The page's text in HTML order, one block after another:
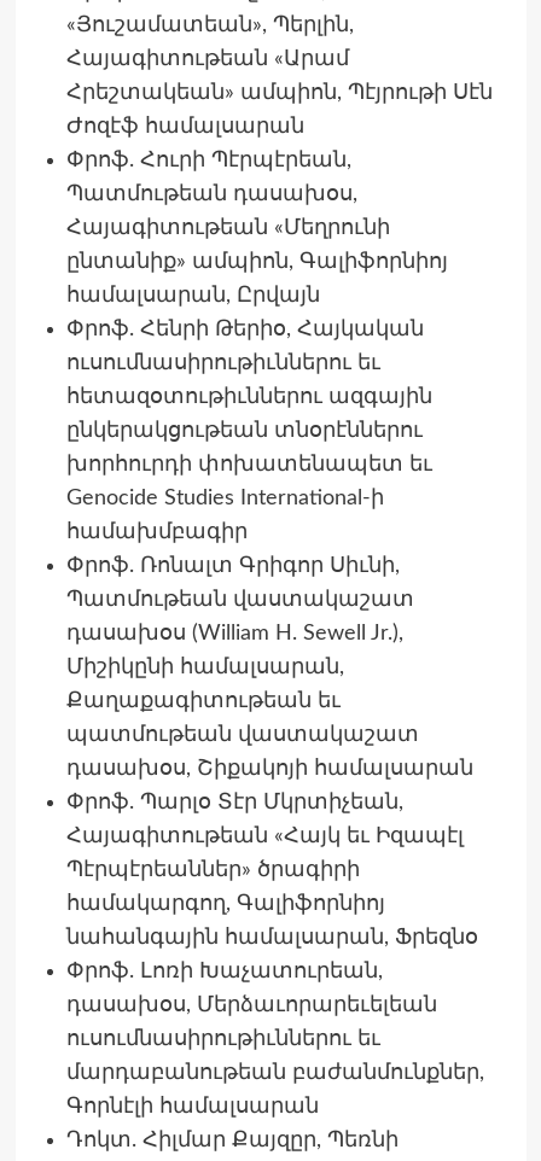
«Յուշամատեան», Պերլին,
Հայագիտութեան «Արամ
Հրեշտակեան» ամպիոն, Պէյրութի Սէն
Ժոզէֆ համալսարան
Փրոֆ. Հուրի Պէրպէրեան,
Պատմութեան դասախօս,
Հայագիտութեան «Մեղրունի
ընտանիք» ամպիոն, Գալիֆորնիոյ
համալսարան, Ըրվայն
Փրոֆ. Հենրի Թերիօ, Հայկական
ուսումնասիրութիւններու եւ
հետազօտութիւններու ազգային
ընկերակցութեան տնօրէններու
խորհուրդի փոխատենապետ եւ
Genocide Studies International-ի
համախմբագիր
Փրոֆ. Ռոնալտ Գրիգոր Սիւնի,
Պատմութեան վաստակաշատ
դասախօս (William H. Sewell Jr.),
Միշիկընի համալսարան,
Քաղաքագիտութեան եւ
պատմութեան վաստակաշատ
դասախօս, Շիքակոյի համալսարան
Փրոֆ. Պարլօ Տէր Մկրտիչեան,
Հայագիտութեան «Հայկ եւ Իզապէլ
Պէրպէրեաններ» ծրագիրի
համակարգող, Գալիֆորնիոյ
նահանգային համալսարան, Ֆրեզնօ
Փրոֆ. Լոռի Խաչատուրեան,
դասախօս, Մերձաւորարեւելեան
ուսումնասիրութիւններու եւ
մարդաբանութեան բաժանմունքներ,
Գորնէլի համալսարան
Դոկտ. Հիլմար Քայզըր, Պեռնի